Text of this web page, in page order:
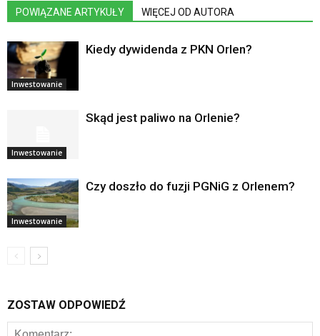
POWIĄZANE ARTYKUŁY WIĘCEJ OD AUTORA
Inwestowanie
Kiedy dywidenda z PKN Orlen?
Inwestowanie
Skąd jest paliwo na Orlenie?
Inwestowanie
Czy doszło do fuzji PGNiG z Orlenem?
ZOSTAW ODPOWIEDŹ